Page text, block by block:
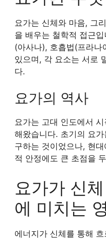
요가는 신체와 마음, 그
을 배우는 철학적 접근
(아사나), 호흡법(프라나
있으며, 각 요소는 서로
다.
요가의 역사
요가는 고대 인도에서
해왔습니다. 초기의 요
구하는 것이었으나, 현
적 안정에도 큰 초점을
요가가 신
에 미치는
에너지가 신체를 통해